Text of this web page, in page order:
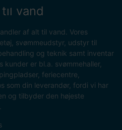
til vand
af alt til vand. Vores
svømmeudstyr, udstyr til
og teknik samt inventar
kunder er bl.a. svømmehaller,
feriecentre,
som din leverandør, fordi vi har
og tilbyder den højeste